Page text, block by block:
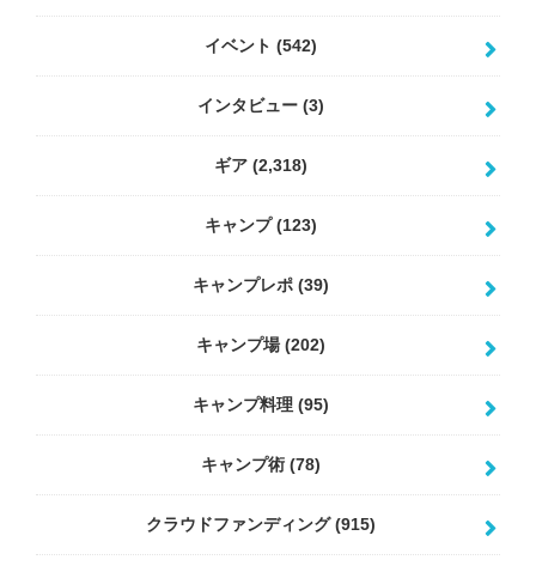
イベント (542)
インタビュー (3)
ギア (2,318)
キャンプ(123)
キャンプレポ (39)
キャンプ場(202)
キャンプ料理 (95)
キャンプ術 (78)
クラウドファンディング(915)